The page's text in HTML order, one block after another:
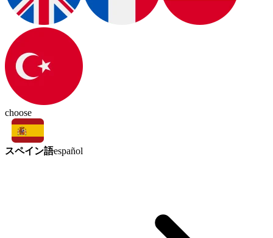
choose
スペイン語español